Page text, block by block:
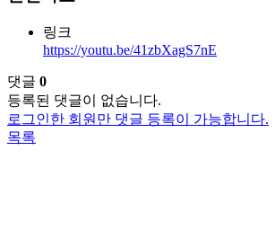
링크
https://youtu.be/41zbXagS7nE
댓글 0
등록된 댓글이 없습니다.
로그인한 회원만 댓글 등록이 가능합니다.
목록